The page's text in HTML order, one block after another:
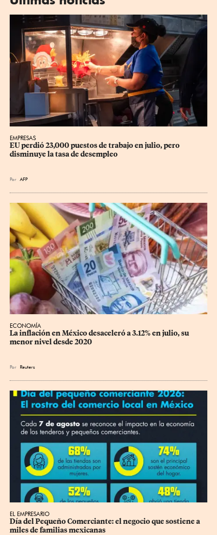
EMPRESAS
EU perdió 23,000 puestos de trabajo en julio, pero
disminuye la tasa de desempleo
Por AFP
ECONOMÍA
La inflación en México desaceleró a 3.12% en julio, su
menor nivel desde 2020
Por Reuters
EL EMPRESARIO
Día del Pequeño Comerciante: el negocio que sostiene a
miles de familias mexicanas